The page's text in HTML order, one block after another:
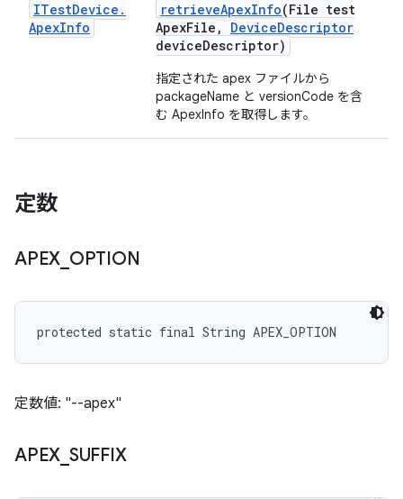
ITestDevice .
ApexInfo
retrieveApexInfo(File test
ApexFile , DeviceDescriptor
deviceDescriptor)
指定された apex ファイルから
packageName と versionCode を含
む ApexInfo を取得します。
定数
APEX OPTION
protected static final String APEX_OPTION
定数値: "--apex"
APEX SUFFIX